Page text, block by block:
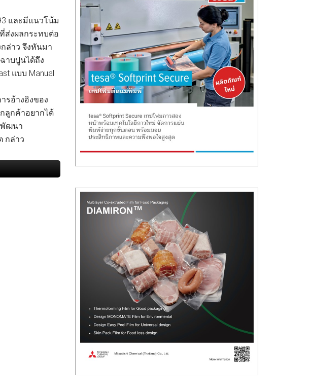
และมีแนวโน้ม
ส่งผลกระทบต่อ
ล่าว จึงหันมา
าบปูนได้ถึง
แบบ Manual
รอ้างอิงของ
ลูกค้าอยากได้
พัฒนา
กล่าว